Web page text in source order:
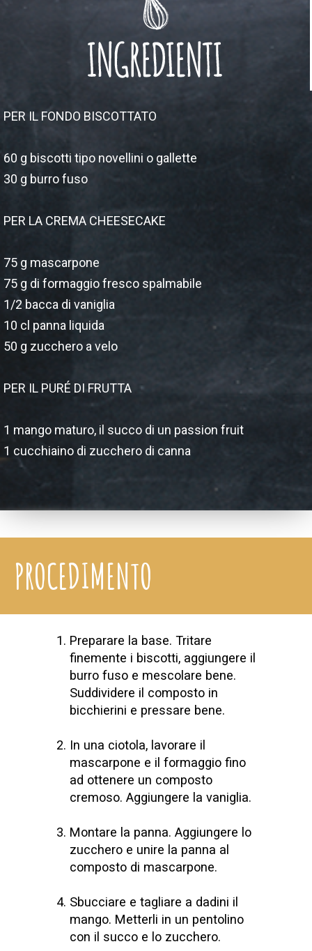
PER IL FONDO BISCOTTATO
60 g biscotti tipo novellini o gallette
30 g burro fuso
PER LA CREMA CHEESECAKE
75 g mascarpone
75 g di formaggio fresco spalmabile
1/2 bacca di vaniglia
10 cl panna liquida
50 g zucchero a velo
PER IL PURÉ DI FRUTTA
1 mango maturo, il succo di un passion fruit
1 cucchiaino di zucchero di canna
PROCEDIMENTO
Preparare la base. Tritare
finemente i biscotti, aggiungere il
burro fuso e mescolare bene.
Suddividere il composto in
bicchierini e pressare bene.
In una ciotola, lavorare il
mascarpone e il formaggio fino
ad ottenere un composto
cremoso. Aggiungere la vaniglia.
Montare la panna. Aggiungere lo
zucchero e unire la panna al
composto di mascarpone.
Sbucciare e tagliare a dadini il
mango. Metterli in un pentolino
con il succo e lo zucchero.